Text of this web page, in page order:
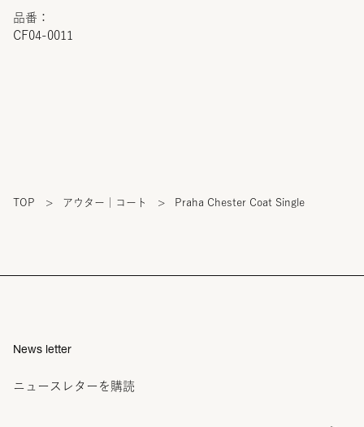
品番：
CF04-0011
TOP > アウター｜コート > Praha Chester Coat Single
News letter
ニュースレターを購読